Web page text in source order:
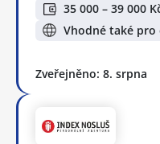
35 000 – 39 000
Vhodné také pro
Zveřejněno: 8. srpna